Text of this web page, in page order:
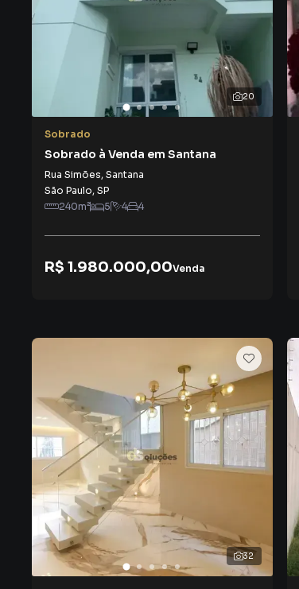
20
Sobrado
Sobrado à Venda em Santana
Rua Simões, Santana
São Paulo, SP
240m² 5 4 4
R$ 1.980.000,00Venda
32